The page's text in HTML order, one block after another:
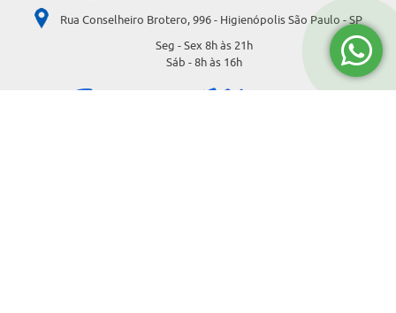
Rua Conselheiro Brotero, 996 - Higienópolis São Paulo - SP
Seg - Sex 8h às 21h
Sáb - 8h às 16h